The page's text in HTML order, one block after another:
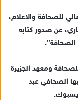
للصحافة والإعلام،
الثلاثاء 14 مارس الجاري، عن صدور كتابه
ومعهد الجزيرة
الصحافي عبد